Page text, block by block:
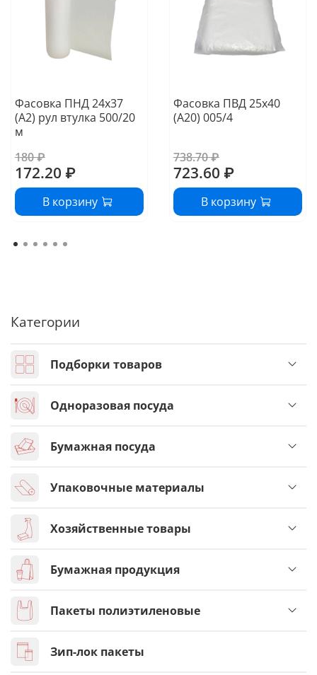
Фасовка ПНД 24х37
(А2) рул втулка 500/20
м
180 ₽
172.20 ₽
В корзину
Фасовка ПВД 25х40
(А20) 005/4
738.70 ₽
723.60 ₽
В корзину
Категории
Подборки товаров
Одноразовая посуда
Бумажная посуда
Упаковочные материалы
Хозяйственные товары
Бумажная продукция
Пакеты полиэтиленовые
Зип-лок пакеты